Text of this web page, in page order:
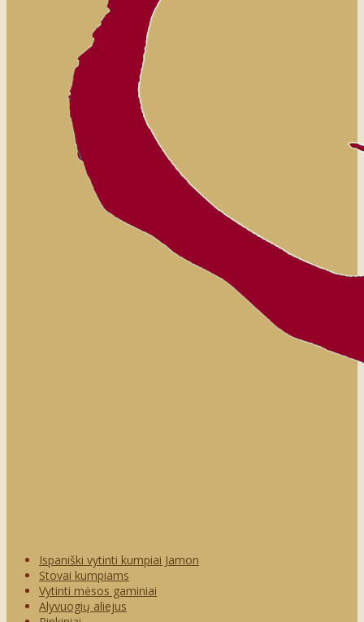
Ispaniški vytinti kumpiai Jamon
Stovai kumpiams
Vytinti mėsos gaminiai
Alyvuogių aliejus